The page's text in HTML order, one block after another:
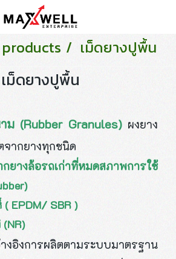
เม็ดยางปูพื้น
เม็ดยางปูพื้น
ม (Rubber Granules) ผงยาง
จากยางทุกชนิด
กยางล้อรถเก่าที่หมดสภาพการใช้
( EPDM/ SBR )
รผลิตตามระบบมาตรฐาน